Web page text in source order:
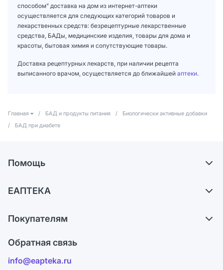
способом" доставка на дом из интернет-аптеки
осуществляется для следующих категорий товаров и
лекарственных средств: безрецептурные лекарственные
средства, БАДы, медицинские изделия, товары для дома и
красоты, бытовая химия и сопутствующие товары.
Доставка рецептурных лекарств, при наличии рецепта
выписанного врачом, осуществляется до ближайшей аптеки.
Главная / БАД и продукты питания /
Биологически активные добавки
/
БАД при диабете
Помощь
Самовывоз из аптек
Ответы на вопросы
Блог
ЕАПТЕКА
Карьера
Поставщики
Лицензия
Покупателям
Программа СберСпасибо
Обратная связь
info@eapteka.ru